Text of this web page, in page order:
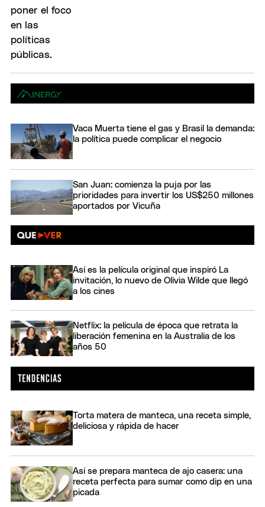
Vaca Muerta tiene el gas y Brasil la demanda:
la política puede complicar el negocio
San Juan: comienza la puja por las
prioridades para invertir los US$250 millones
aportados por Vicuña
Así es la película original que inspiró La
invitación, lo nuevo de Olivia Wilde que llegó
a los cines
Netflix: la película de época que retrata la
liberación femenina en la Australia de los
años 50
Torta matera de manteca, una receta simple,
deliciosa y rápida de hacer
Así se prepara manteca de ajo casera: una
receta perfecta para sumar como dip en una
picada